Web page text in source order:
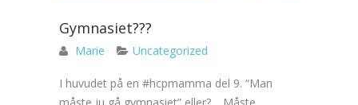
Gymnasiet???
Marie Uncategorized
I huvudet på en #hcpmamma del 9. “Man